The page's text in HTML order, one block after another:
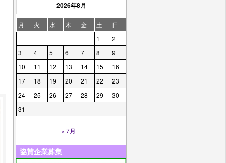
2026年8月
月 火 水 木 金 土
日
1
2
3
4 5 6 7 8
9
10
11 12 13 14 15
16
17
18 19 20 21 22
23
24
25 26 27 28 29
30
31
« 7月
協賛企業募集